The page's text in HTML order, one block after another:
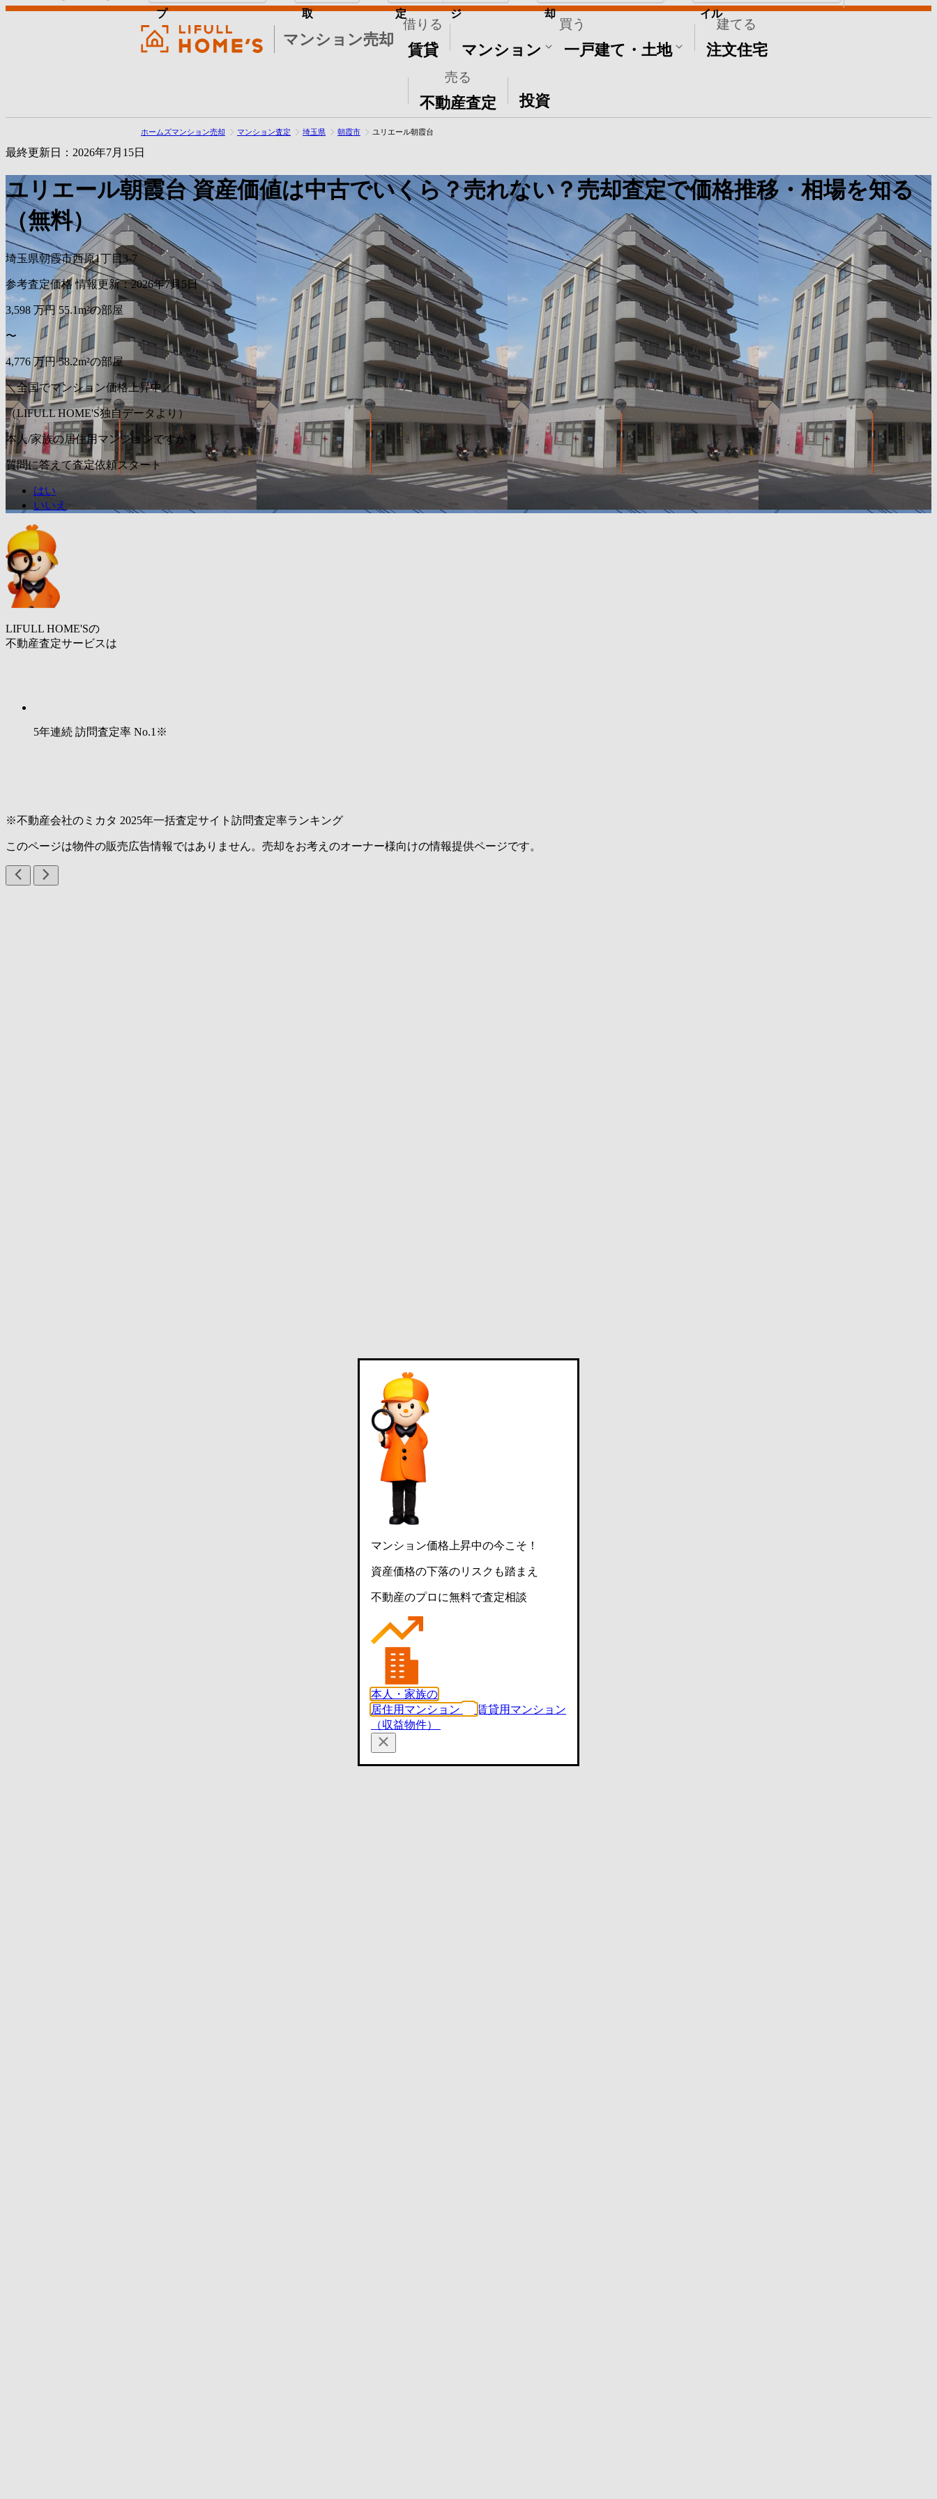
マンション売却
借りる
賃貸
買う
マンション 一戸建て・土地
建てる
注文住宅
売る
不動産査定
その他
投資
プ 取 定 ジ 却 イル
ホームズマンション売却 マンション査定 埼玉県 朝霞市 ユリエール朝霞台
最終更新日：2026年7月15日
ユリエール朝霞台 資産価値は中古でいくら？売れない？売却査定で価格推移・相場を知る
（無料）
埼玉県朝霞市西原1丁目3-7
参考査定価格 情報更新：2026年7月5日
3,598 万円 55.1m²の部屋
〜
4,776 万円 58.2m²の部屋
＼全国でマンション価格上昇中／
（LIFULL HOME'S独自データより）
本人/家族の居住用マンションですか？
質問に答えて査定依頼スタート
はい
いいえ
LIFULL HOME'Sの
不動産査定サービスは
5年連続 訪問査定率 No.1 ※
※不動産会社のミカタ 2025年一括査定サイト訪問査定率ランキング
このページは物件の販売広告情報ではありません。売却をお考えのオーナー様向けの情報提供ページです。
マンション価格上昇中の今こそ！
資産価格の下落のリスクも踏まえ
不動産のプロに無料で査定相談
本人・家族の
居住用マンション
賃貸用マンション
（収益物件）